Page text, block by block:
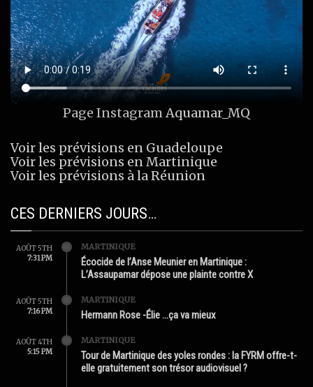
Page InstagramAquamar_MQ
Voir les prévisions en Guadeloupe
Voir les prévisions en Martinique
Voir les prévisions à la Réunion
CES DERNIERS JOURS…
AOÛT 5TH
7:31 PM
MARTINIQUE
Écocide de l’Anse Meunier en Martinique :
L’Assaupamar dépose une plainte contre X
AOÛT 5TH
7:16 PM
MARTINIQUE
Hermann Rose -Élie …ça va mieux
AOÛT 4TH
5:15 PM
MARTINIQUE
Tour de Martinique des yoles rondes : la FYRM offre-t-
elle gratuitement son trésor audiovisuel ?